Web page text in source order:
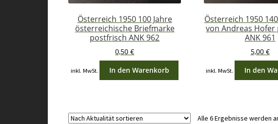
Österreich 1950 100 Jahre
österreichische Briefmarke
postfrisch ANK 962
0,50€
inkl. MwSt. In den Warenkorb
Österreich 1950
von Andreas
ANK 961
5,00 €
inkl. MwSt. In den
Alle 6 Ergebnisse werden